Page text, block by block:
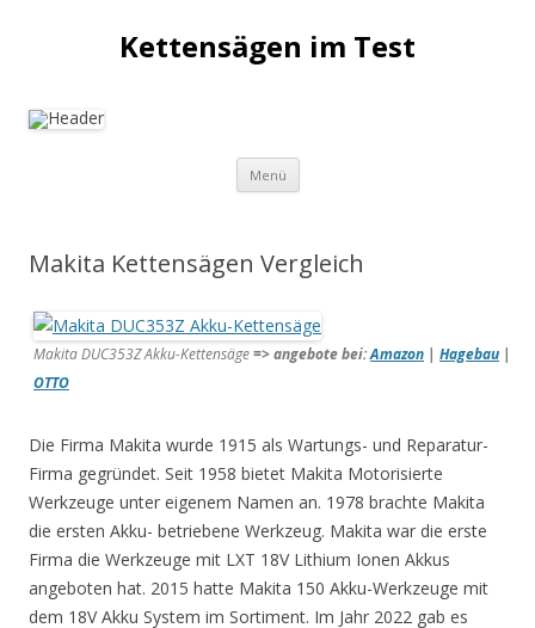
Kettensägen im Test
Menü Springe
Inhalt
Makita Kettensägen Vergleich
Makita DUC353Z Akku-Kettensäge=> angebote bei:Amazon | Hagebau |
OTTO
Die Firma Makita wurde 1915 als Wartungs- und Reparatur-
Firma gegründet. Seit 1958 bietet Makita Motorisierte
Werkzeuge unter eigenem Namen an. 1978 brachte Makita
die ersten Akku- betriebene Werkzeug. Makita war die erste
Firma die Werkzeuge mit LXT 18V Lithium Ionen Akkus
angeboten hat. 2015 hatte Makita 150 Akku-Werkzeuge mit
dem 18V Akku System im Sortiment. Im Jahr 2022 gab es